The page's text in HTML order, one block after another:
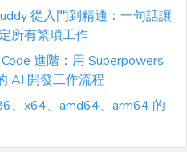
從入門到精通：一句話讓
所有繁瑣工作
進階：用 Superpowers
AI 開發工作流程
、x64、amd64、arm64 的